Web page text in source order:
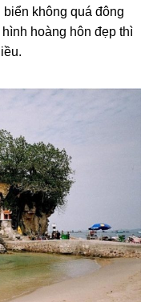
không quá đông
hoàng hôn đẹp thì